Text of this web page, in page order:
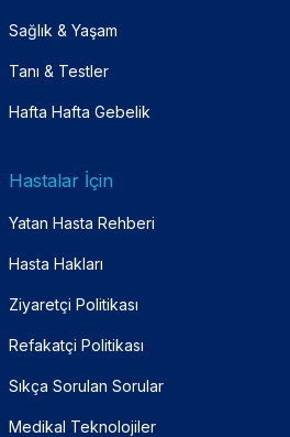
Sağlık & Yaşam
Tanı & Testler
Hafta Hafta Gebelik
Hastalar İçin
Yatan Hasta Rehberi
Hasta Hakları
Ziyaretçi Politikası
Refakatçi Politikası
Sıkça Sorulan Sorular
Medikal Teknolojiler